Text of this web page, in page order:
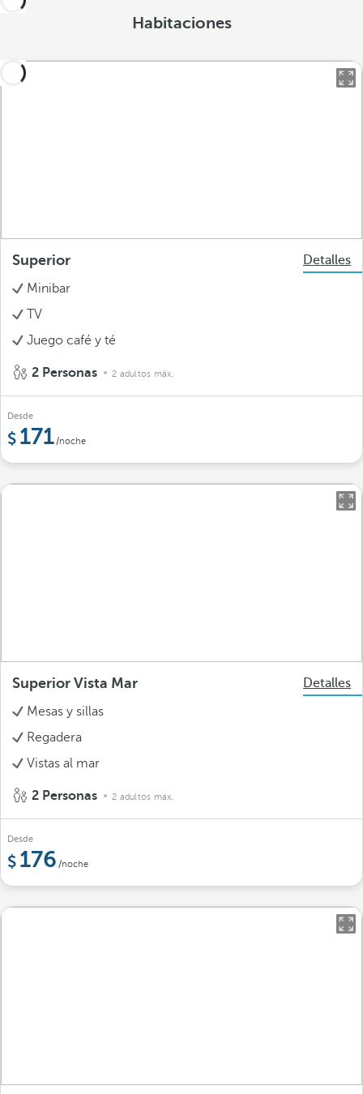
Habitaciones
Superior
Detalles
Minibar
TV
Juego café y té
2 Personas 2 adultos máx.
Desde
171/noche
Superior Vista Mar
Detalles
Mesas y sillas
Regadera
Vistas al mar
2 Personas 2 adultos máx.
Desde
176 /noche